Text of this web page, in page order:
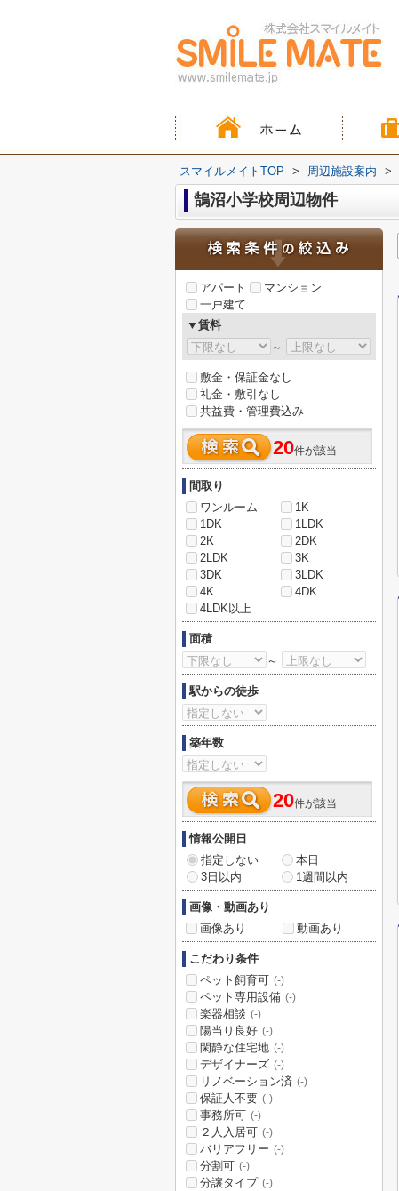
スマイルメイトTOP > 周辺施設案内 >
鵠沼小学校周辺物件
アパート
マンション
一戸建て
▼賃料
～
敷金・保証金なし
礼金・敷引なし
共益費・管理費込み
20件が該当
間取り
ワンルーム
1K
1DK
1LDK
2K
2DK
2LDK
3K
3DK
3LDK
4K
4DK
4LDK以上
面積
～
駅からの徒歩
築年数
20件が該当
情報公開日
指定しない
本日
3日以内
1週間以内
画像・動画あり
画像あり
動画あり
こだわり条件
ペット飼育可 (-)
ペット専用設備 (-)
楽器相談 (-)
陽当り良好 (-)
閑静な住宅地 (-)
デザイナーズ (-)
リノベーション済 (-)
保証人不要 (-)
事務所可 (-)
２人入居可 (-)
バリアフリー (-)
分割可 (-)
分譲タイプ (-)